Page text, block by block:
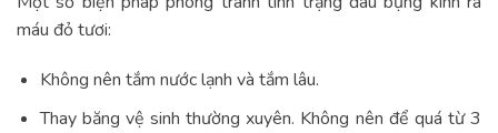
máu đỏ tươi:
Không nên tắm nước lạnh và tắm lâu.
Thay băng vệ sinh thường xuyên. Không nên để quá từ 3